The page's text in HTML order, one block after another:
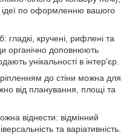
ідеї по оформленню вашого
гладкі, кручені, рифлені та
органічно доповнюють
унікальності в інтер'єр.
до стіни можна для
від планування, площі та
віднести: відмінний
та варіативність.